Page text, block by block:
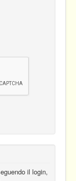
il login,